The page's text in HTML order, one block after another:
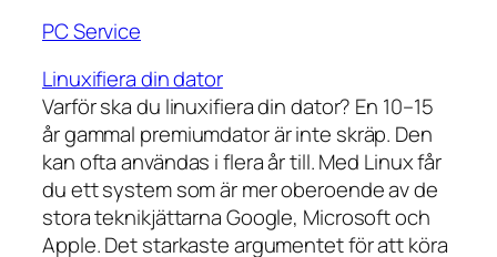
PC Service
Linuxifiera din dator
Varför ska du linuxifiera din dator? En 10–15
år gammal premiumdator är inte skräp. Den
kan ofta användas i flera år till. Med Linux får
du ett system som är mer oberoende av de
stora teknikjättarna Google, Microsoft och
Apple. Det starkaste argumentet för att köra